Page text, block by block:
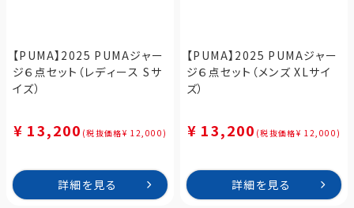
【PUMA】2025 PUMAジャー
ジ６点セット（レディース Sサ
イズ）
¥ 13,200 (税抜価格¥ 12,000)
詳細を見る
【PUMA】2025 PUMAジャー
ジ６点セット（メンズ XLサイ
ズ）
¥ 13,200 (税抜価格¥ 12,000)
詳細を見る